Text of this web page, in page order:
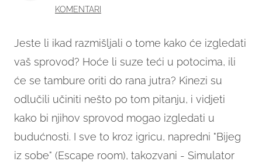
Jeste li ikad razmišljali o tome kako će izgledati
vaš sprovod? Hoće li suze teći u potocima, ili
će se tambure oriti do rana jutra? Kinezi su
odlučili učiniti nešto po tom pitanju, i vidjeti
kako bi njihov sprovod mogao izgledati u
budućnosti. I sve to kroz igricu, napredni "Bijeg
iz sobe" (Escape room), takozvani - Simulator
KOMENTARI